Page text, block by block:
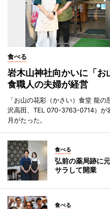
食べる
岩木山神社向かいに「
食職人の夫婦が経営
「お山の花彩（かさい）食堂 龍
沢高田、TEL 070-3763-0714）が
月がたった。
食べる
弘前の薬局跡に
サラして開業
食べる